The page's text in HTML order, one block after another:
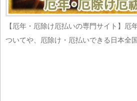
【厄年・厄除け厄払いの専門サイト】厄
ついてや、厄除け・厄払いできる日本全